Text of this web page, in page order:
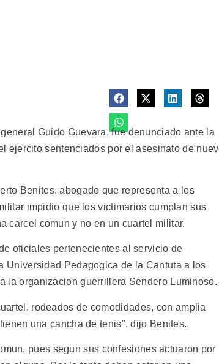
Guido Guevara, fue denunciado ante la
ejercito sentenciados por el asesinato de
Benites, abogado que representa a los
impidio que los victimarios cumplan sus
carcel comun y no en un cuartel militar.
oficiales pertenecientes al servicio de
Universidad Pedagogica de la Cantuta a los
la organizacion guerrillera Sendero Luminoso.
rodeados de comodidades, con amplia
una cancha de tenis", dijo Benites.
pues segun sus confesiones actuaron por